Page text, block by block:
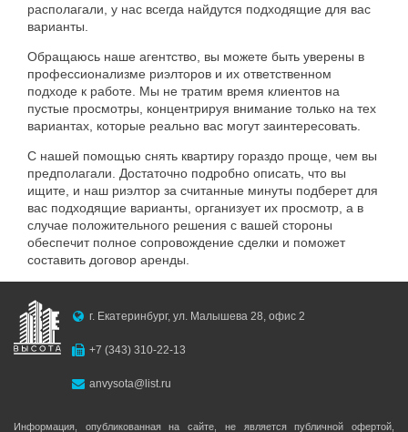
располагали у нас всегда найдутся подходящие для вас
варианты
Обращаюсь наше агентство вы можете быть уверены в
профессионализме риэлторов и их ответственном
подходе к работе Мы не тратим время клиентов на
пустые просмотры концентрируя внимание только на тех
вариантах которые реально вас могут заинтересовать
С нашей помощью снять квартиру гораздо проще чем вы
предполагали
Достаточно подробно описать что вы
ищите
и наш риэлтор за считанные минуты подберет для
вас подходящие варианты организует их просмотр а в
случае положительного решения с вашей стороны
обеспечит полное сопровождение сделки и поможет
составить договор аренды
г. Екатеринбург, ул. Малышева 28, офис 2
+7 (343) 310-22-13
anvysota@list.ru
Информация, опубликованная на сайте, не является публичной офертой,